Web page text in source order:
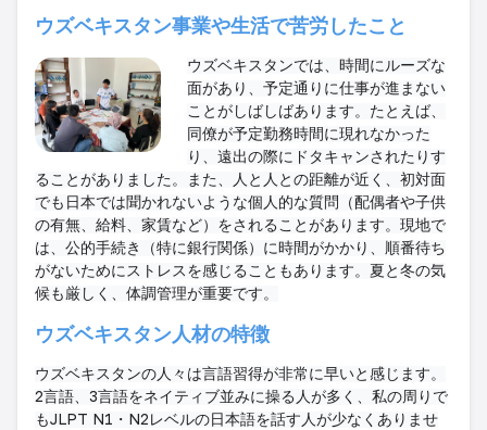
ウズベキスタン事業や生活で苦労したこと
ウズベキスタンでは、時間にルーズな
面があり、予定通りに仕事が進まない
ことがしばしばあります。たとえば、
同僚が予定勤務時間に現れなかった
り、遠出の際にドタキャンされたりす
ることがありました。また、人と人との距離が近く、初対面
でも日本では聞かれないような個人的な質問（配偶者や子供
の有無、給料、家賃など）をされることがあります。現地で
は、公的手続き（特に銀行関係）に時間がかかり、順番待ち
がないためにストレスを感じることもあります。夏と冬の気
候も厳しく、体調管理が重要です。
ウズベキスタン人材の特徴
ウズベキスタンの人々は言語習得が非常に早いと感じます。
2言語、3言語をネイティブ並みに操る人が多く、私の周りで
もJLPT N1・N2レベルの日本語を話す人が少なくありませ